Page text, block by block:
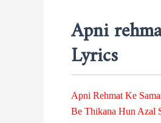
Apni
Lyrics
Apni Rehmat Ke
Be Thikana Hun Azal